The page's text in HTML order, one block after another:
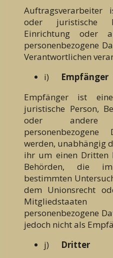
Auftragsverarbeiter
oder juristische
Einrichtung oder
personenbezogene
Verantwortlichen
i) Empfänger
Empfänger ist
juristische Person,
oder
personenbezogene
werden, unabhängig
ihr um einen Dritten
Behörden, die
bestimmten
dem Unionsrecht
Mitgliedstaaten
personenbezogene
jedoch nicht als
j) Dritter